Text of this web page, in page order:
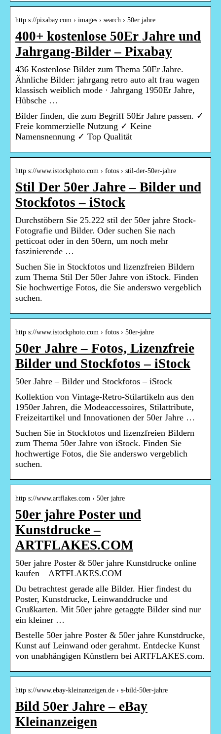
http s://pixabay.com › images › search › 50er jahre
400+ kostenlose 50Er Jahre und
Jahrgang-Bilder – Pixabay
436 Kostenlose Bilder zum Thema 50Er Jahre.
Ähnliche Bilder: jahrgang retro auto alt frau wagen
klassisch weiblich mode · Jahrgang 1950Er Jahre,
Hübsche …
Bilder finden, die zum Begriff 50Er Jahre passen. ✓
Freie kommerzielle Nutzung ✓ Keine
Namensnennung ✓ Top Qualität
http s://www.istockphoto.com › fotos › stil-der-50er-jahre
Stil Der 50er Jahre – Bilder und
Stockfotos – iStock
Durchstöbern Sie 25.222 stil der 50er jahre Stock-
Fotografie und Bilder. Oder suchen Sie nach
petticoat oder in den 50ern, um noch mehr
faszinierende …
Suchen Sie in Stockfotos und lizenzfreien Bildern
zum Thema Stil Der 50er Jahre von iStock. Finden
Sie hochwertige Fotos, die Sie anderswo vergeblich
suchen.
http s://www.istockphoto.com › fotos › 50er-jahre
50er Jahre – Fotos, Lizenzfreie
Bilder und Stockfotos – iStock
50er Jahre – Bilder und Stockfotos – iStock
Kollektion von Vintage-Retro-Stilartikeln aus den
1950er Jahren, die Modeaccessoires, Stilattribute,
Freizeitartikel und Innovationen der 50er Jahre …
Suchen Sie in Stockfotos und lizenzfreien Bildern
zum Thema 50er Jahre von iStock. Finden Sie
hochwertige Fotos, die Sie anderswo vergeblich
suchen.
http s://www.artflakes.com › 50er jahre
50er jahre Poster und
Kunstdrucke –
ARTFLAKES.COM
50er jahre Poster & 50er jahre Kunstdrucke online
kaufen – ARTFLAKES.COM
Du betrachtest gerade alle Bilder. Hier findest du
Poster, Kunstdrucke, Leinwanddrucke und
Grußkarten. Mit 50er jahre getaggte Bilder sind nur
ein kleiner …
Bestelle 50er jahre Poster & 50er jahre Kunstdrucke,
Kunst auf Leinwand oder gerahmt. Entdecke Kunst
von unabhängigen Künstlern bei ARTFLAKES.com.
http s://www.ebay-kleinanzeigen.de › s-bild-50er-jahre
Bild 50er Jahre – eBay
Kleinanzeigen